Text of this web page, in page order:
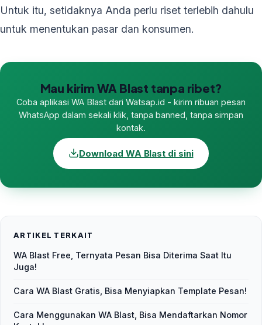
Untuk itu, setidaknya Anda perlu riset terlebih dahulu
untuk menentukan pasar dan konsumen.
Mau kirim WA Blast tanpa ribet?
Coba aplikasi WA Blast dari Watsap.id - kirim ribuan pesan
WhatsApp dalam sekali klik, tanpa banned, tanpa simpan
kontak.
Download WA Blast di sini
ARTIKEL TERKAIT
WA Blast Free, Ternyata Pesan Bisa Diterima Saat Itu
Juga!
Cara WA Blast Gratis, Bisa Menyiapkan Template Pesan!
Cara Menggunakan WA Blast, Bisa Mendaftarkan Nomor